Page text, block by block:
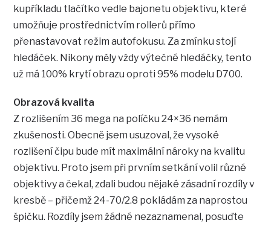
kupříkladu tlačítko vedle bajonetu objektivu, které
umožňuje prostřednictvím rollerů přímo
přenastavovat režim autofokusu. Za zmínku stojí
hledáček. Nikony měly vždy výtečné hledáčky, tento
už má 100% krytí obrazu oproti 95% modelu D700.
Obrazová kvalita
Z rozlišením 36 mega na políčku 24×36 nemám
zkušenosti. Obecně jsem usuzoval, že vysoké
rozlišení čipu bude mít maximální nároky na kvalitu
objektivu. Proto jsem při prvním setkání volil různé
objektivy a čekal, zdali budou nějaké zásadní rozdíly v
kresbě – přičemž 24-70/2.8 pokládám za naprostou
špičku. Rozdíly jsem žádné nezaznamenal, posuďte